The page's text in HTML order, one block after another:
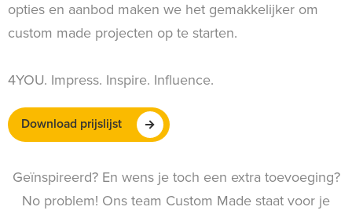
opties en aanbod maken we het gemakkelijker om
custom made projecten op te starten.
4YOU. Impress. Inspire. Influence.
Download prijslijst
Geïnspireerd? En wens je toch een extra toevoeging?
No problem! Ons team Custom Made staat voor je